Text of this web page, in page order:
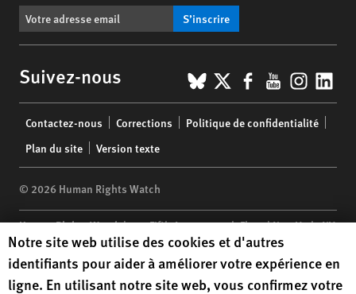
S’inscrire
Suivez-nous BlueSky
X Facebook
YouTube
menu
Contactez-nous Corrections
Politique de confidentialité
Plan du site
Version texte
© 2026 Human Rights Watch
Human Rights Watch| 350 Fifth Avenue, 34th Floor | New York,NY
10118-3299USA |t1.212.290.4700
Human Rights Watchis a 501(C)(3) nonprofit registered in the US
under EIN: 13-2875808
Human Rights Watch cookie preferences
Notre site web utilise des cookies et d'autres
identifiants pour aider à améliorer votre expérience en
ligne. En utilisant notre site web, vous confirmez votre